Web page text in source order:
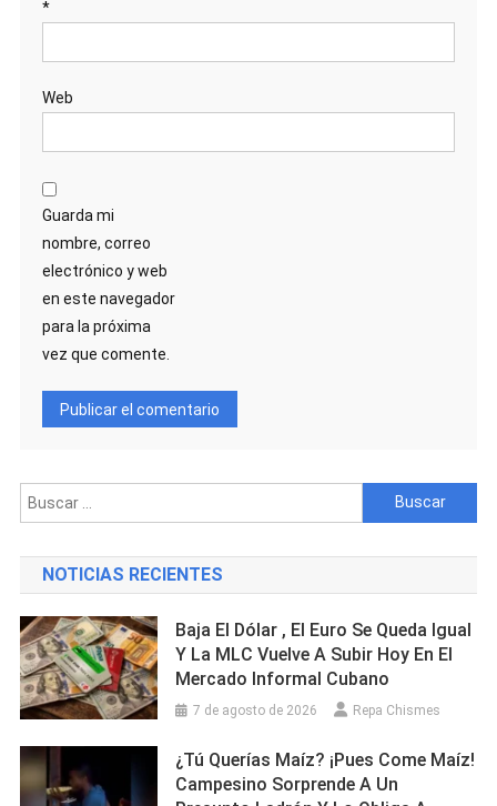
*
Web
Guarda mi
nombre, correo
electrónico y web
en este navegador
para la próxima
vez que comente.
Buscar:
NOTICIAS RECIENTES
Baja El Dólar , El Euro Se Queda Igual
Y La MLC Vuelve A Subir Hoy En El
Mercado Informal Cubano
7 de agosto de 2026 Repa Chismes
¿Tú Querías Maíz? ¡Pues Come Maíz!
Campesino Sorprende A Un